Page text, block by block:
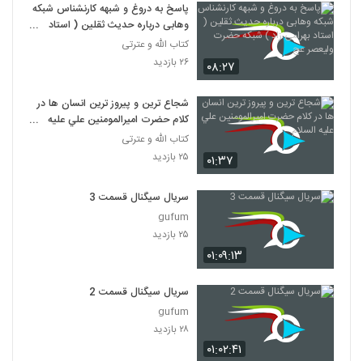
۰۸:۲۷
پاسخ به دروغ و شبهه کارنشناس شبکه
وهابی درباره حدیث ثقلین ( استاد
بهرامی زاد ) شبکه حضرت ولیعصر عج
کتاب الله و عترتی
۲۶ بازدید
۰۱:۳۷
شجاع ترين و پيروز ترين انسان ها در
کلام حضرت اميرالمومنين علي عليه
السلام
کتاب الله و عترتی
۲۵ بازدید
۰۱:۰۹:۱۳
سریال سیگنال قسمت 3
gufum
۲۵ بازدید
۰۱:۰۲:۴۱
سریال سیگنال قسمت 2
gufum
۲۸ بازدید